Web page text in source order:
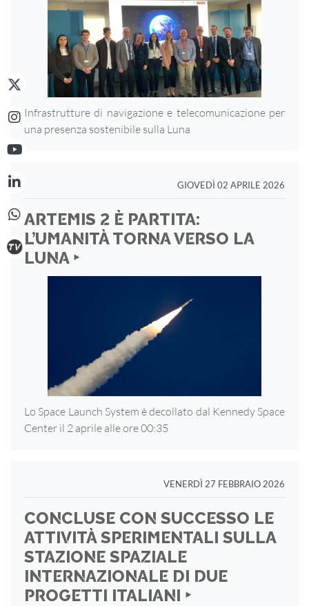
Infrastrutture di navigazione e telecomunicazione per
una presenza sostenibile sulla Luna
GIOVEDÌ 02 APRILE 2026
ARTEMIS 2 È PARTITA:
L’UMANITÀ TORNA VERSO LA
LUNA ‣
Lo Space Launch System è decollato dal Kennedy Space
Center il 2 aprile alle ore 00:35
VENERDÌ 27 FEBBRAIO 2026
CONCLUSE CON SUCCESSO LE
ATTIVITÀ SPERIMENTALI SULLA
STAZIONE SPAZIALE
INTERNAZIONALE DI DUE
PROGETTI ITALIANI ‣